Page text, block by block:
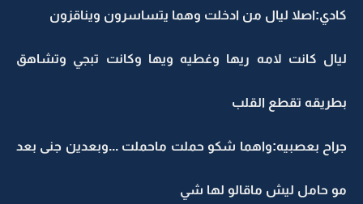
كادي:اصلا ليال من ادخلت وهما يتساسرون ويناقزون
ليال كانت لامه ريها وغطيه ويها وكانت تبجي وتشاهق
بطريقه تقطع القلب
جراح بعصبيه:واهما شكو حملت ماحملت ...وبعدين جنى بعد
مو حامل ليش ماقالو لها شي